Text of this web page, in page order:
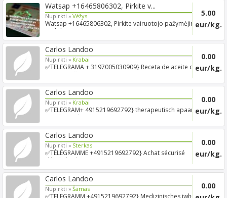
Watsap +16465806302, Pirkite v...
Nupirkti » Vėžys
Watsap +16465806302, Pirkite vairuotojo pažymėjimą.
Padirbti...
5.00
eur/kg.
Carlos Landoo
Nupirkti »Krabai
✅TELEGRAMA + 3197005030909} Receta de aceite de
apaan en lín...
0.00
eur/kg.
Carlos Landoo
Nupirkti » Krabai
✅TELEGRAM+ 4915219692792} therapeutisch apaan
poeder Website...
0.00
eur/kg.
Carlos Landoo
Nupirkti » Sterkas
✅TÉLÉGRAMME +4915219692792} Achat sécurisé
d'huile bmk europ...
0.00
eur/kg.
Carlos Landoo
Nupirkti »Šamas
✅TELEGRAMM +4915219692792} Medizinisches jwh-
0.00